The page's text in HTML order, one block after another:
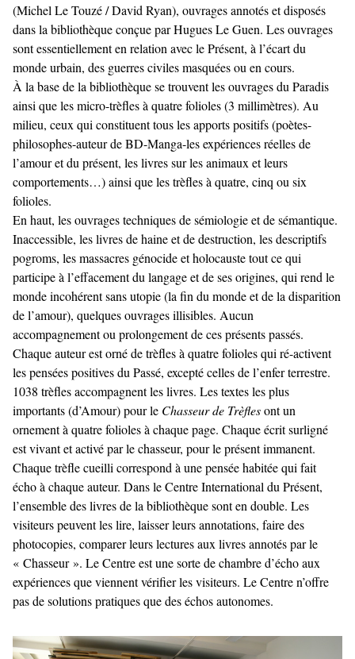
(Michel Le Touzé / David Ryan), ouvrages annotés et disposés
dans la bibliothèque conçue par Hugues Le Guen. Les ouvrages
sont essentiellement en relation avec le Présent, à l’écart du
monde urbain, des guerres civiles masquées ou en cours.
À la base de la bibliothèque se trouvent les ouvrages du Paradis
ainsi que les micro-trèfles à quatre folioles (3 millimètres). Au
milieu, ceux qui constituent tous les apports positifs (poètes-
philosophes-auteur de BD-Manga-les expériences réelles de
l’amour et du présent, les livres sur les animaux et leurs
comportements…) ainsi que les trèfles à quatre, cinq ou six
folioles.
En haut, les ouvrages techniques de sémiologie et de sémantique.
Inaccessible, les livres de haine et de destruction, les descriptifs
pogroms, les massacres génocide et holocauste tout ce qui
participe à l’effacement du langage et de ses origines, qui rend le
monde incohérent sans utopie (la fin du monde et de la disparition
de l’amour), quelques ouvrages illisibles. Aucun
accompagnement ou prolongement de ces présents passés.
Chaque auteur est orné de trèfles à quatre folioles qui ré-activent
les pensées positives du Passé, excepté celles de l’enfer terrestre.
1038 trèfles accompagnent les livres. Les textes les plus
importants (d’Amour) pour le Chasseur de Trèflesont un
ornement à quatre folioles à chaque page. Chaque écrit surligné
est vivant et activé par le chasseur, pour le présent immanent.
Chaque trèfle cueilli correspond à une pensée habitée qui fait
écho à chaque auteur. Dans le Centre International du Présent,
l’ensemble des livres de la bibliothèque sont en double. Les
visiteurs peuvent les lire, laisser leurs annotations, faire des
photocopies, comparer leurs lectures aux livres annotés par le
« Chasseur ». Le Centre est une sorte de chambre d’écho aux
expériences que viennent vérifier les visiteurs. Le Centre n’offre
pas de solutions pratiques que des échos autonomes.